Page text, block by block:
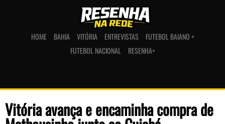
HOME BAHIA VITÓRIA ENTREVISTAS
FUTEBOL BAIANO +
FUTEBOL NACIONAL
RESENHA+
Vitória avança e encaminha compra de